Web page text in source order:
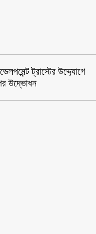
ট্রাস্টের উদ্দ্যোগে
উদ্ভোধন